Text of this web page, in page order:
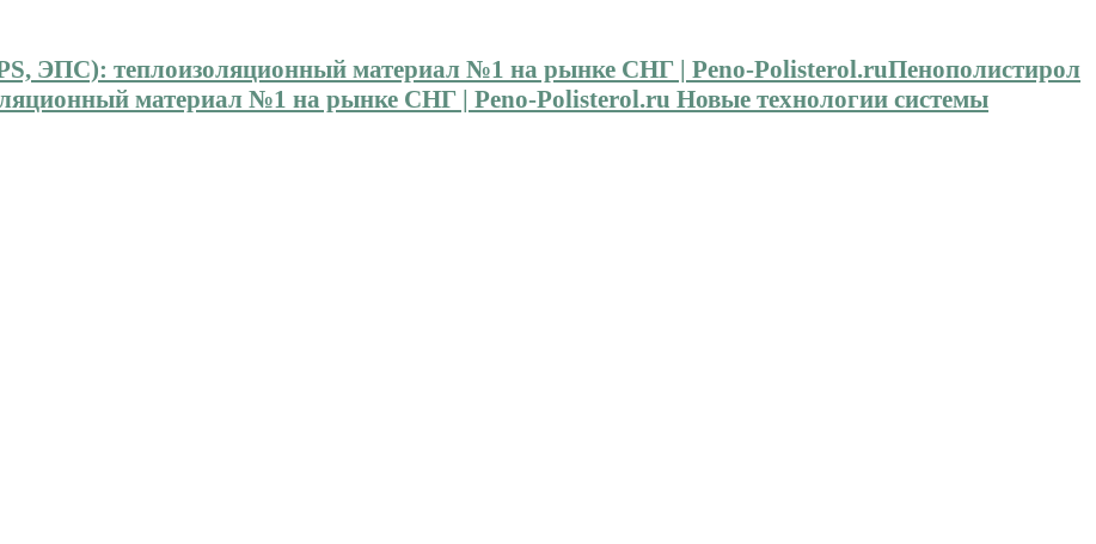
Пенополистирол
материал №1 на рынке СНГ | Peno-Polisterol.ru Новые технологии системы